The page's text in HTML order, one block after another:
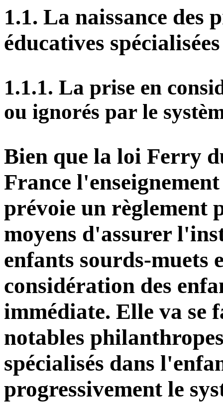
1.1. La naissance des
éducatives spécialisées
1.1.1. La prise en
ou ignorés par le
Bien que la loi Ferry
France
prévoie un règlement
moyens d'assurer
enfants sourds-muets
considération des
immédiate. Elle va se
notables
spécialisés dans
progressivement le